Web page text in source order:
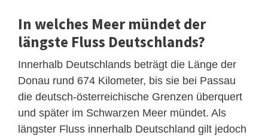
In welches Meer mündet der
längste Fluss Deutschlands?
Innerhalb Deutschlands beträgt die Länge der
Donau rund 674 Kilometer, bis sie bei Passau
die deutsch-österreichische Grenzen überquert
und später im Schwarzen Meer mündet. Als
längster Fluss innerhalb Deutschland gilt jedoch